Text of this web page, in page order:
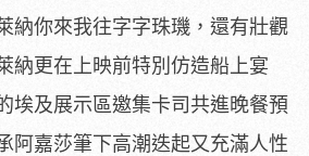
納你來我往字字珠璣，還有壯觀
納更在上映前特別仿造船上宴
埃及展示區邀集卡司共進晚餐預
阿嘉莎筆下高潮迭起又充滿人性